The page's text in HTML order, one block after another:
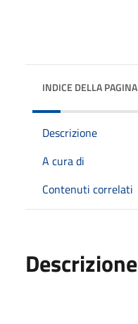
INDICE DELLA PAGINA
Descrizione
A cura di
Contenuti correlati
Descrizione